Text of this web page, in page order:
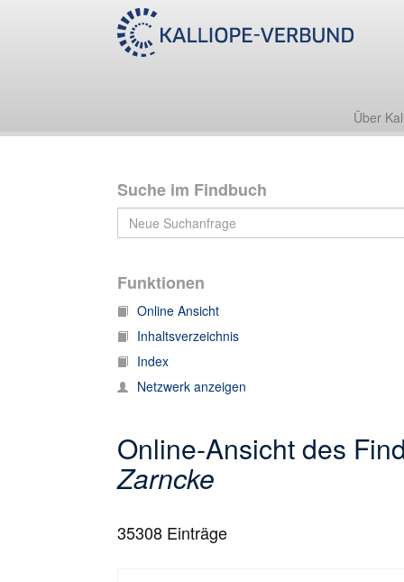
Über
Suche im Findbuch
Funktionen
Online Ansicht
Inhaltsverzeichnis
Index
Netzwerk anzeigen
Online-Ansicht des
Zarncke
35308 Einträge
Nachlass Friedrich Zarncke
2. Werke